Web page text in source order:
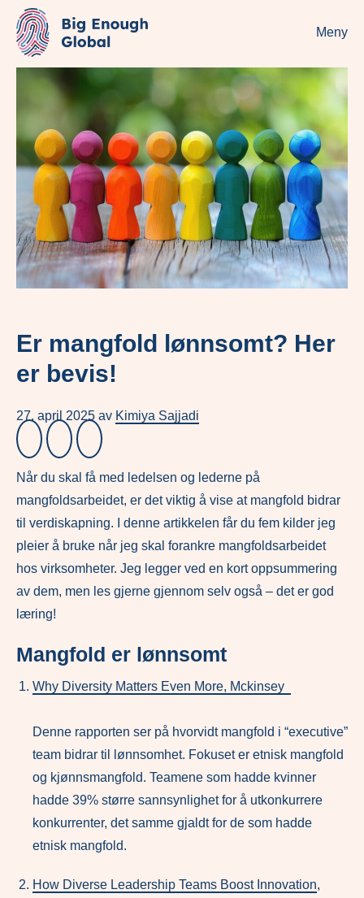
Meny
Er mangfold lønnsomt? Her
er bevis!
27. april 2025 av Kimiya Sajjadi
Når du skal få med ledelsen og lederne på
mangfoldsarbeidet, er det viktig å vise at mangfold bidrar
til verdiskapning. I denne artikkelen får du fem kilder jeg
pleier å bruke når jeg skal forankre mangfoldsarbeidet
hos virksomheter. Jeg legger ved en kort oppsummering
av dem, men les gjerne gjennom selv også – det er god
læring!
Mangfold er lønnsomt
Why Diversity Matters Even More, Mckinsey
Denne rapporten ser på hvorvidt mangfold i “executive”
team bidrar til lønnsomhet. Fokuset er etnisk mangfold
og kjønnsmangfold. Teamene som hadde kvinner
hadde 39% større sannsynlighet for å utkonkurrere
konkurrenter, det samme gjaldt for de som hadde
etnisk mangfold.
How Diverse Leadership Teams Boost Innovation,